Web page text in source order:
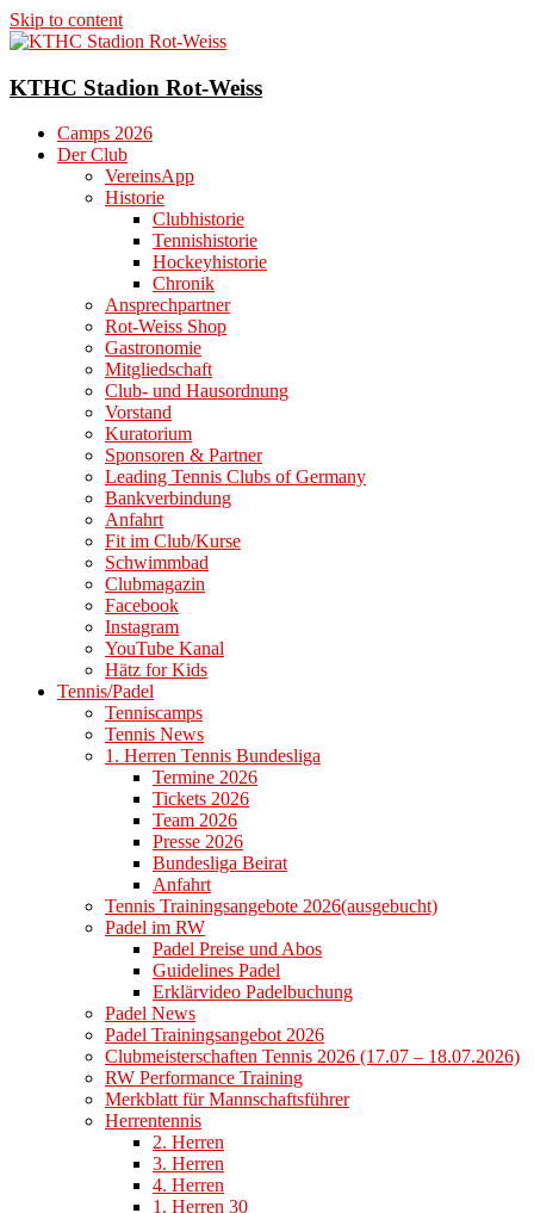
Skip to content
KTHC Stadion Rot-Weiss
Camps 2026
Der Club
VereinsApp
Historie
Clubhistorie
Tennishistorie
Hockeyhistorie
Chronik
Ansprechpartner
Rot-Weiss Shop
Gastronomie
Mitgliedschaft
Club- und Hausordnung
Vorstand
Kuratorium
Sponsoren & Partner
Leading Tennis Clubs of Germany
Bankverbindung
Anfahrt
Fit im Club/Kurse
Schwimmbad
Clubmagazin
Facebook
Instagram
YouTube Kanal
Hätz for Kids
Tennis/Padel
Tenniscamps
Tennis News
1. Herren Tennis Bundesliga
Termine 2026
Tickets 2026
Team 2026
Presse 2026
Bundesliga Beirat
Anfahrt
Tennis Trainingsangebote 2026(ausgebucht)
Padel im RW
Padel Preise und Abos
Guidelines Padel
Erklärvideo Padelbuchung
Padel News
Padel Trainingsangebot 2026
Clubmeisterschaften Tennis 2026 (17.07 – 18.07.2026)
RW Performance Training
Merkblatt für Mannschaftsführer
Herrentennis
2. Herren
3. Herren
4. Herren
1. Herren 30